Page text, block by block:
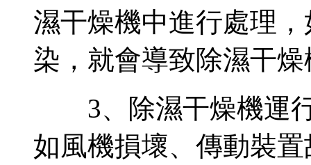
濕干燥機中進行處理
染，就會導致除濕干
3、除濕干燥機運行
如風機損壞、傳動裝